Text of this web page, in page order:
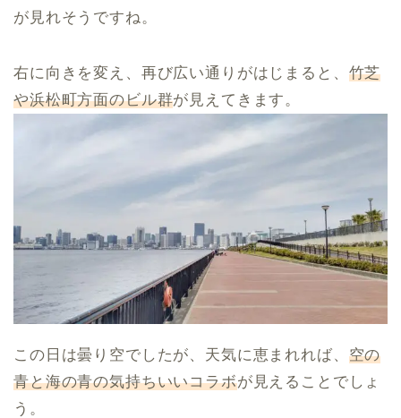
が見れそうですね。
右に向きを変え、再び広い通りがはじまると、 竹芝
や浜松町方面のビル群が見えてきます。
この日は曇り空でしたが、天気に恵まれれば、 空の
青と海の青の気持ちいいコラボが見えることでしょ
う。